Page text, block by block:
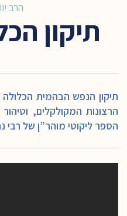
הרב
תיקון
תיקון הנפש הבהמית הכלולה
הרצונות המקולקלים,
הספר ליקוטי מוהר”ן של